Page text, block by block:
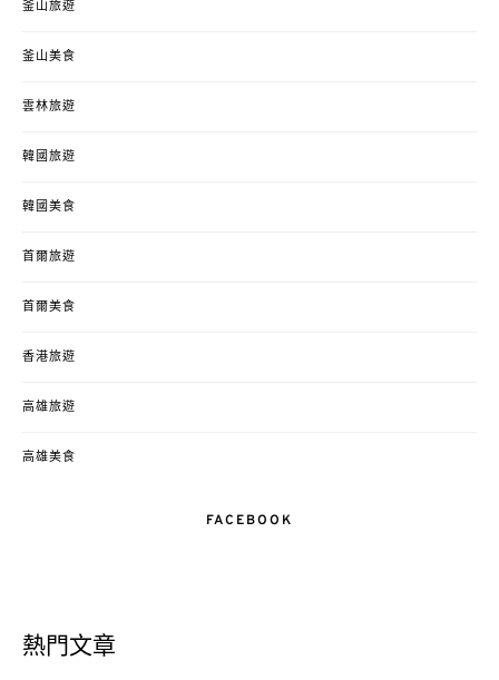
釜山旅遊
釜山美食
雲林旅遊
韓國旅遊
韓國美食
首爾旅遊
首爾美食
香港旅遊
高雄旅遊
高雄美食
FACEBOOK
熱門文章